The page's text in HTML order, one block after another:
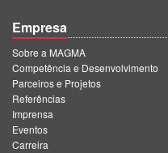
Empresa
Sobre a MAGMA
Competência e Desenvolvimento
Parceiros e Projetos
Referências
Imprensa
Eventos
Carreira